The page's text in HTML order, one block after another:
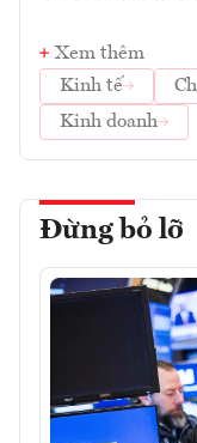
Xem thêm
Kinh tế
Kinh doanh
Đừng bỏ lỡ